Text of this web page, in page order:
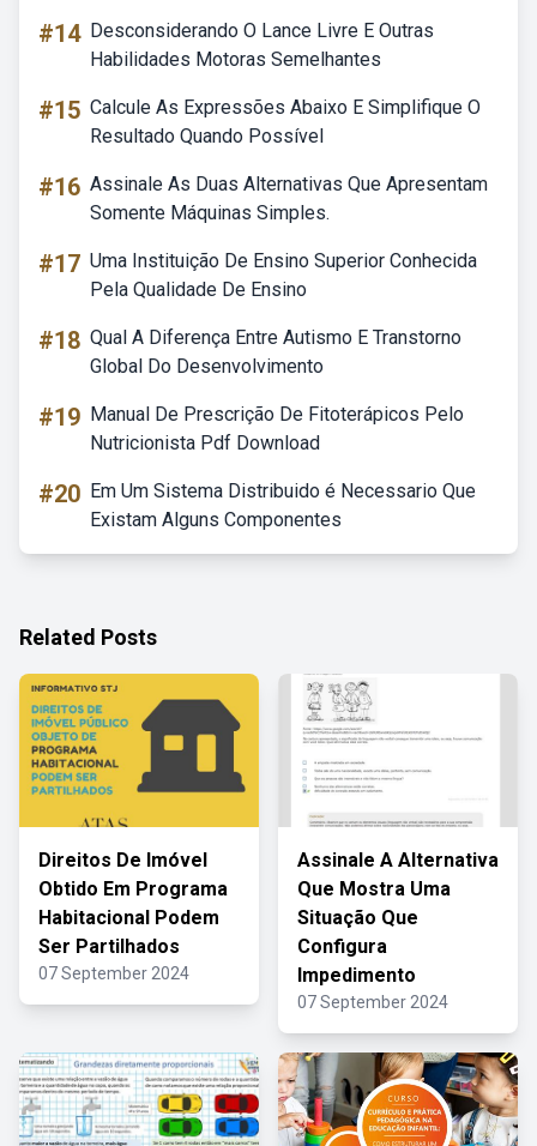
#14 Desconsiderando O Lance Livre E Outras
Habilidades Motoras Semelhantes
#15 Calcule As Expressões Abaixo E Simplifique O
Resultado Quando Possível
#16 Assinale As Duas Alternativas Que Apresentam
Somente Máquinas Simples.
#17 Uma Instituição De Ensino Superior Conhecida
Pela Qualidade De Ensino
#18 Qual A Diferença Entre Autismo E Transtorno
Global Do Desenvolvimento
#19 Manual De Prescrição De Fitoterápicos Pelo
Nutricionista Pdf Download
#20 Em Um Sistema Distribuido é Necessario Que
Existam Alguns Componentes
Related Posts
Direitos De Imóvel
Obtido Em Programa
Habitacional Podem
Ser Partilhados
07 September 2024
Assinale A Alternativa
Que Mostra Uma
Situação Que
Configura
Impedimento
07 September 2024